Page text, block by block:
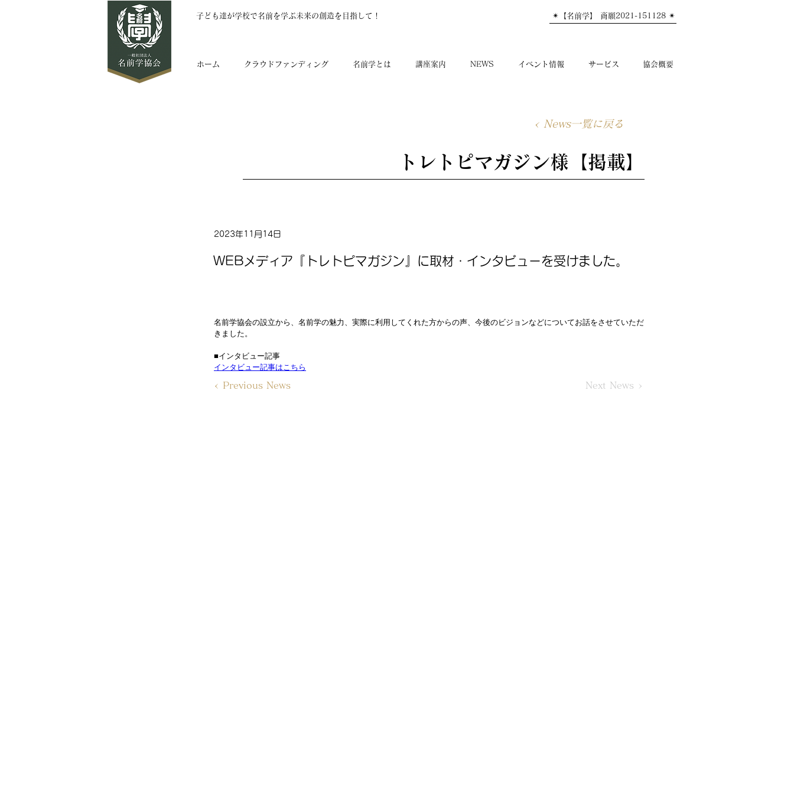
子ども達が学校で名前を学ぶ未来の創造を目指して！ ✴︎【名前学】 商願2021-151128 ✴︎
ホーム クラウドファンディング 名前学とは 講座案内 NEWS イベント情報 サービス 協会概要
< News一覧に戻る
トレトピマガジン様【掲載】
2023年11月14日
WEBメディア『トレトピマガジン』に取材・インタビューを受けました。
名前学協会の設立から、名前学の魅力、実際に利用してくれた方からの声、今後のビジョンなどについてお話をさせていただ
きました。
■インタビュー記事
インタビュー記事はこちら
< Previous News Next News >